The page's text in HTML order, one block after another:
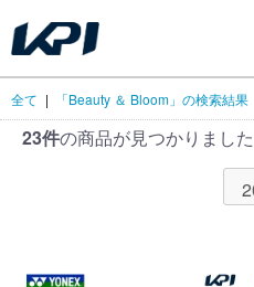
全て | 「Beauty ＆ Bloom」の検索結果
23件の商品が見つかりました